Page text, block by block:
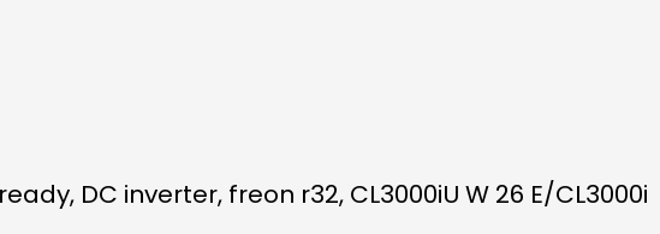
DC inverter, freon r32, CL3000iU W 26 E/CL3000i